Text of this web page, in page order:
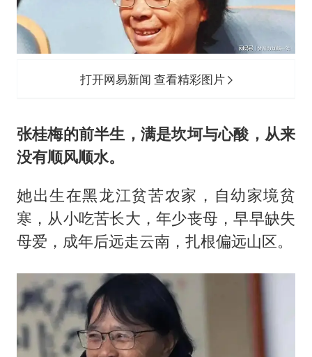
打开网易新闻 查看精彩图片
张桂梅的前半生，满是坎坷与心酸，从来
没有顺风顺水。
她出生在黑龙江贫苦农家，自幼家境贫
寒，从小吃苦长大，年少丧母，早早缺失
母爱，成年后远走云南，扎根偏远山区。